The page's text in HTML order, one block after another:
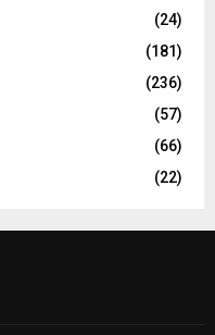
(24)
(181)
(236)
(57)
(66)
(22)